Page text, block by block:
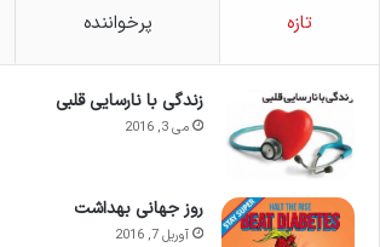
تازه پرخواننده
زندگی با نارسایی قلبی
می 3, 2016
روز جهانی بهداشت
آوریل 7, 2016